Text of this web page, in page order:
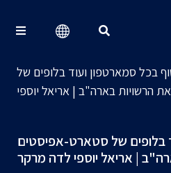
בכל סמארטפון ועוד בלופים של
הרשויות בארה"ב | אריאל יוספי
בלופים של סטארט-אפיסטים
| אריאל יוספי לדה מרקר